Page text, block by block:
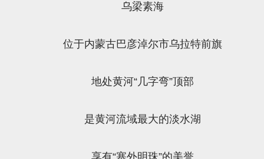
乌梁素海
位于内蒙古巴彦淖尔市乌拉特前旗
地处黄河“几字弯”顶部
是黄河流域最大的淡水湖